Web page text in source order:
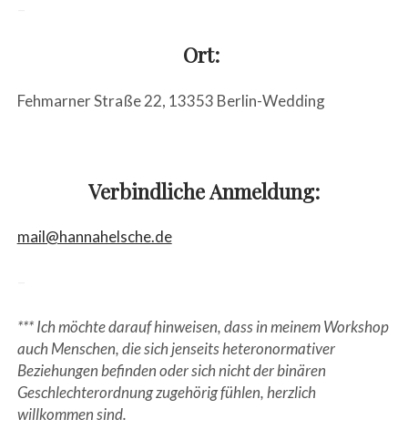
Ort:
Fehmarner Straße 22, 13353 Berlin-Wedding
Verbindliche Anmeldung:
mail@hannahelsche.de
*** Ich möchte darauf hinweisen, dass in meinem Workshop
auch Menschen, die sich jenseits heteronormativer
Beziehungen befinden oder sich nicht der binären
Geschlechterordnung zugehörig fühlen, herzlich
willkommen sind.